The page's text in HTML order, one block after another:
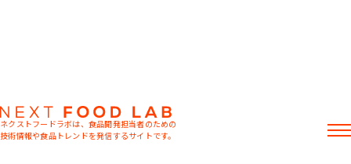
ネクストフードラボは、食品開発担当者のための
技術情報や食品トレンドを発信するサイトです。
菓子